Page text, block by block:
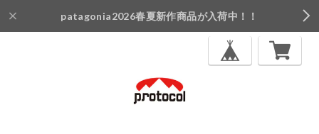
patagonia2026春夏新作商品が入荷中！！